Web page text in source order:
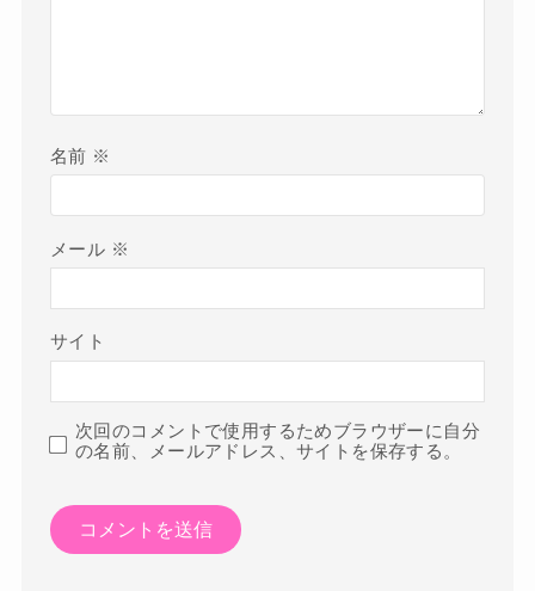
名前 ※
メール ※
サイト
次回のコメントで使用するためブラウザーに自分
の名前、メールアドレス、サイトを保存する。